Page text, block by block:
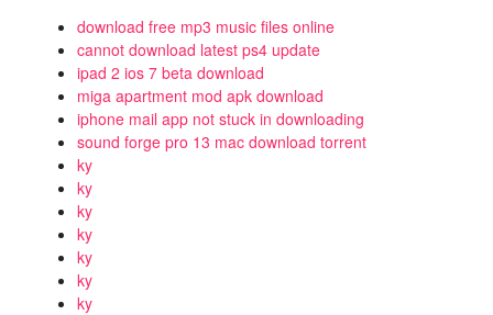
download free mp3 music files online
cannot download latest ps4 update
ipad 2 ios 7 beta download
miga apartment mod apk download
iphone mail app not stuck in downloading
sound forge pro 13 mac download torrent
ky
ky
ky
ky
ky
ky
ky